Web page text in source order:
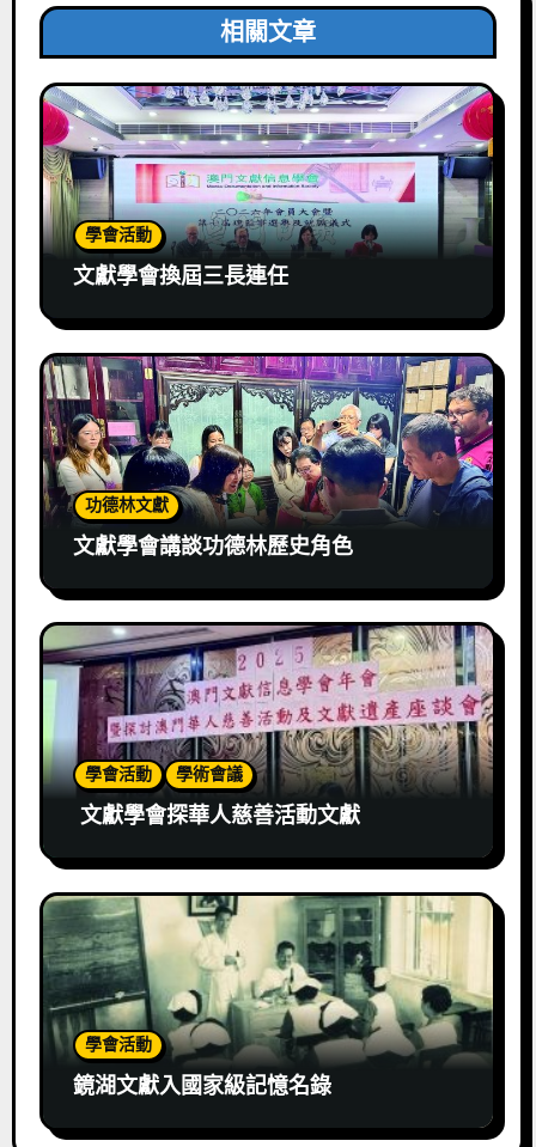
相關文章
學會活動
文獻學會換屆三長連任
功德林文獻
文獻學會講談功德林歷史角色
學會活動 學術會議
文獻學會探華人慈善活動文獻
學會活動
鏡湖文獻入國家級記憶名錄